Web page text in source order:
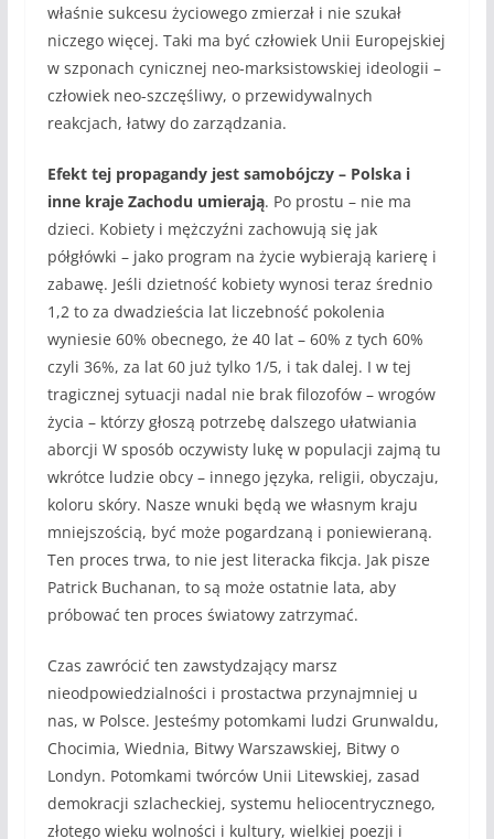
właśnie sukcesu życiowego zmierzał i nie szukał
niczego więcej. Taki ma być człowiek Unii Europejskiej
w szponach cynicznej neo-marksistowskiej ideologii –
człowiek neo-szczęśliwy, o przewidywalnych
reakcjach, łatwy do zarządzania.
Efekt tej propagandy jest samobójczy – Polska i
inne kraje Zachodu umierają. Po prostu – nie ma
dzieci. Kobiety i mężczyźni zachowują się jak
półgłówki – jako program na życie wybierają karierę i
zabawę. Jeśli dzietność kobiety wynosi teraz średnio
1,2 to za dwadzieścia lat liczebność pokolenia
wyniesie 60% obecnego, że 40 lat – 60% z tych 60%
czyli 36%, za lat 60 już tylko 1/5, i tak dalej. I w tej
tragicznej sytuacji nadal nie brak filozofów – wrogów
życia – którzy głoszą potrzebę dalszego ułatwiania
aborcji W sposób oczywisty lukę w populacji zajmą tu
wkrótce ludzie obcy – innego języka, religii, obyczaju,
koloru skóry. Nasze wnuki będą we własnym kraju
mniejszością, być może pogardzaną i poniewieraną.
Ten proces trwa, to nie jest literacka fikcja. Jak pisze
Patrick Buchanan, to są może ostatnie lata, aby
próbować ten proces światowy zatrzymać.
Czas zawrócić ten zawstydzający marsz
nieodpowiedzialności i prostactwa przynajmniej u
nas, w Polsce. Jesteśmy potomkami ludzi Grunwaldu,
Chocimia, Wiednia, Bitwy Warszawskiej, Bitwy o
Londyn. Potomkami twórców Unii Litewskiej, zasad
demokracji szlacheckiej, systemu heliocentrycznego,
złotego wieku wolności i kultury, wielkiej poezji i